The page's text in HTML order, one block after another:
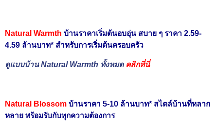
Natural Warmth บ้านราคาเริ่มต้นอบอุ่น สบาย ๆ ราคา 2.59-
4.59 ล้านบาท* สำหรับการเริ่มต้นครอบครัว
ดูแบบบ้าน Natural Warmth ทั้งหมด คลิกที่นี่
Natural Blossom บ้านราคา 5-10 ล้านบาท* สไตล์บ้านที่หลาก
หลาย พร้อมรับกับทุกความต้องการ